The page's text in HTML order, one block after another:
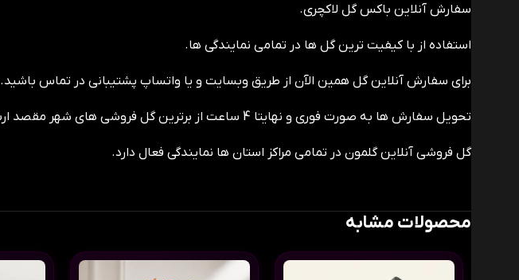
سفارش آنلاین باکس گل لاکچری.
استفاده از با کیفیت ترین گل ها در تمامی نمایندگی ها.
برای سفارش آنلاین گل همین الآن از طریق وبسایت و یا واتساپ پشتیبانی در تماس باشید.
تحویل سفارش ها به صورت فوری و نهایتا 4 ساعت از برترین گل فروشی های شهر مقصد ارسال خواهد شد.
گل فروشی آنلاین گلمون در تمامی مراکز استان ها نمایندگی فعال دارد.
محصولات مشابه